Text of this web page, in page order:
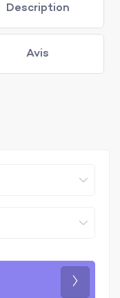
Description
Avis